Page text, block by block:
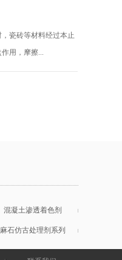
瓷砖等材料经过本止
用，摩擦...
混凝土渗透着色剂
麻石仿古处理剂系列